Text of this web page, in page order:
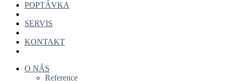
POPTÁVKA
SERVIS
KONTAKT
O NÁS
Reference